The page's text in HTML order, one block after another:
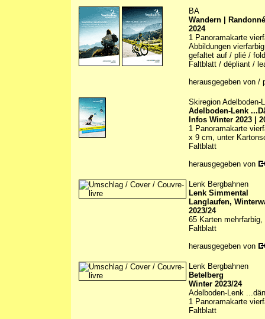
BA
Wandern |
2024
1 Panoramakarte
Abbildungen
gefaltet auf / plié /
Faltblatt / dépliant /
herausgegeben von
Skiregion Adelboden-
Adelboden-Lenk
Infos Winter 2023 |
1 Panoramakarte
x 9 cm, unter
Faltblatt
herausgegeben von
Lenk Bergbahnen
Lenk Simmental
Langlaufen,
2023/24
65 Karten
Faltblatt
herausgegeben von
Lenk Bergbahnen
Betelberg
Winter 2023/24
Adelboden-Lenk
1 Panoramakarte
Faltblatt